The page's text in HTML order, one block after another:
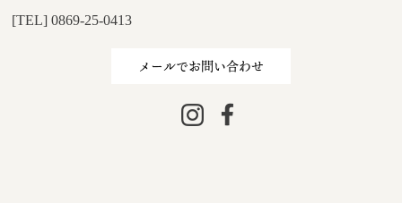
[TEL] 0869-25-0413
メールでお問い合わせ